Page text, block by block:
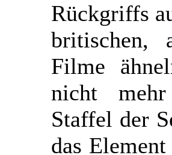
Rückgriffs
britischen,
Filme
nicht
Staffel der
das